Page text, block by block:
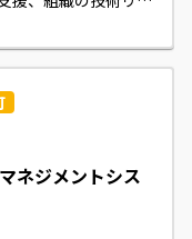
ション設計の最適化
さい。
ネジメントシス